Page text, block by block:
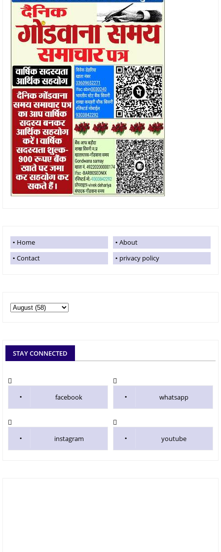
Home
About
Contact
privacy policy
STAY CONNECTED
facebook whatsapp
instagram youtube